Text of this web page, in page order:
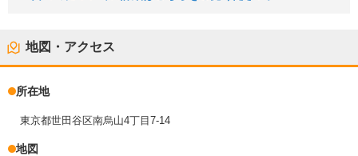
地図・アクセス
所在地
東京都世田谷区南烏山4丁目7-14
地図